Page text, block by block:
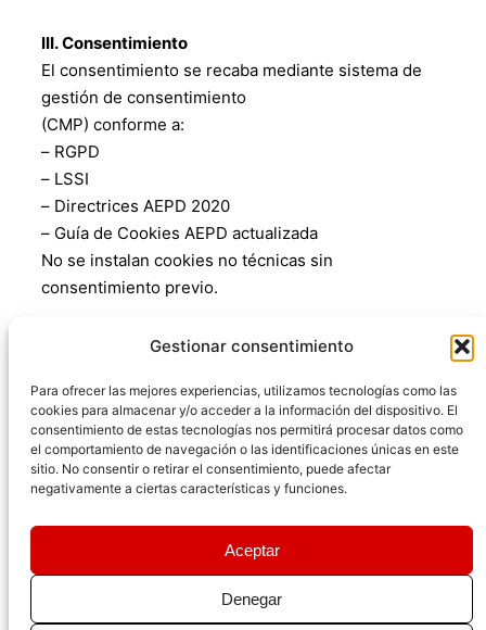
Gestionar consentimiento
Para ofrecer las mejores experiencias, utilizamos tecnologías como las
cookies para almacenar y/o acceder a la información del dispositivo. El
consentimiento de estas tecnologías nos permitirá procesar datos como
el comportamiento de navegación o las identificaciones únicas en este
sitio. No consentir o retirar el consentimiento, puede afectar
negativamente a ciertas características y funciones.
Aceptar
Denegar
III. Consentimiento
El consentimiento se recaba mediante sistema de
gestión de consentimiento
(CMP) conforme a:
– RGPD
– LSSI
– Directrices AEPD 2020
– Guía de Cookies AEPD actualizada
No se instalan cookies no técnicas sin
consentimiento previo.
IV. Cookies en entornos con menores
– No se utilizan cookies de perfilado en contenidos
dirigidos a menores.
– No se elaboran perfiles comerciales de menores.
– Se bloquea publicidad comportamental en páginas
– Se implementan mecanismos de verificación de
V. Configuración y retirada del consentimiento